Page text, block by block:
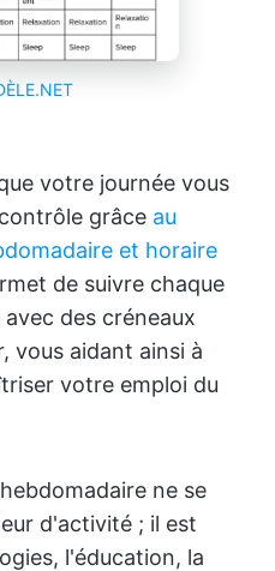
votre journée vous
grâce au
et horaire
de suivre chaque
des créneaux
vous aidant ainsi à
votre emploi du
ne se
d'activité ; il est
l'éducation, la